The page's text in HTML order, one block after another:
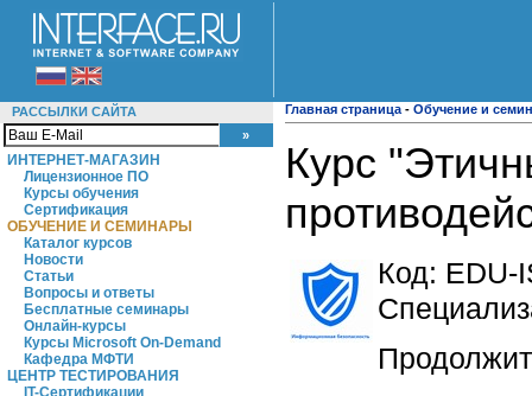
РАССЫЛКИ САЙТА
ИНТЕРНЕТ-МАГАЗИН
Лицензионное ПО
Курсы обучения
Сертификация
ОБУЧЕНИЕ И СЕМИНАРЫ
Каталог курсов
Новости
Статьи
Вопросы и ответы
Бесплатные семинары
Онлайн-курсы
Курсы Microsoft On-Demand
Кафедра МФТИ
ЦЕНТР ТЕСТИРОВАНИЯ
IT-Сертификации
Главная страница - Обучение и
Курс
Код: EDU-